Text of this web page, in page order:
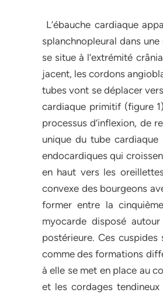
L’ébauche cardiaque
splanchnopleural dans
se situe à l’extrémité
jacent, les cordons
tubes vont se déplacer
cardiaque primitif (figure
processus d’inflexion, de
unique du tube
endocardiques qui
en haut vers les
convexe des bourgeons
former entre la
myocarde disposé
postérieure. Ces
comme des formations
à elle se met en place au
et les cordages